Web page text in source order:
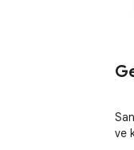
ve